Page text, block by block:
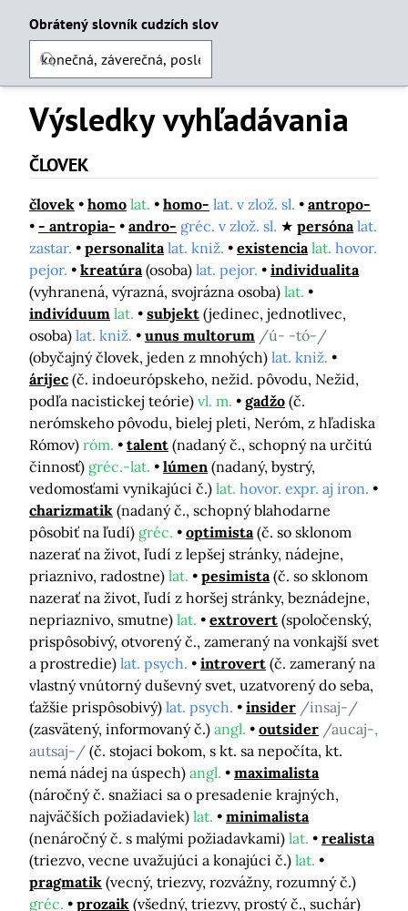
Obrátený slovník cudzích slov
Výsledky vyhľadávania
ČLOVEK
človek homo lat. homo- lat. v zlož. sl.
antropo-
- antropia-
andro- gréc. v zlož. sl. persóna lat.
zastar.
personalita lat. kniž. existencia lat. hovor.
pejor.
kreatúra (osoba) lat. pejor.
individualita
(vyhranená, výrazná, svojrázna osoba) lat.
indivíduum lat. subjekt (jedinec, jednotlivec,
osoba) lat. kniž. unus multorum /ú- -tó-/
(obyčajný človek, jeden z mnohých) lat. kniž.
árijec (č. indoeurópskeho, nežid. pôvodu, Nežid,
podľa nacistickej teórie) vl. m. gadžo (č.
nerómskeho pôvodu, bielej pleti, Neróm, z hľadiska
Rómov) róm. talent (nadaný č., schopný na určitú
činnosť) gréc.-lat. lúmen (nadaný, bystrý,
vedomosťami vynikajúci č.) lat. hovor. expr. aj iron.
charizmatik (nadaný č., schopný blahodarne
pôsobiť na ľudí) gréc. optimista (č. so sklonom
nazerať na život, ľudí z lepšej stránky, nádejne,
priaznivo, radostne) lat. pesimista (č. so sklonom
nazerať na život, ľudí z horšej stránky, beznádejne,
nepriaznivo, smutne) lat. extrovert (spoločenský,
prispôsobivý, otvorený č., zameraný na vonkajší svet
a prostredie) lat. psych. introvert (č. zameraný na
vlastný vnútorný duševný svet, uzatvorený do seba,
ťažšie prispôsobivý) lat. psych. insider /insaj-/
(zasvätený, informovaný č.) angl. outsider /aucaj-,
autsaj-/ (č. stojaci bokom, s kt. sa nepočíta, kt.
nemá nádej na úspech) angl.
maximalista
(náročný č. snažiaci sa o presadenie krajných,
najväčších požiadaviek) lat.
minimalista
(nenáročný č. s malými požiadavkami) lat.
realista
(triezvo, vecne uvažujúci a konajúci č.) lat.
pragmatik (vecný, triezvy, rozvážny, rozumný č.)
gréc.
prozaik (všedný, triezvy, prostý č., suchár)